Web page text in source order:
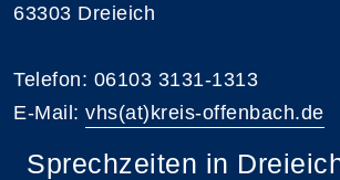
63303 Dreieich
Telefon: 06103 3131-1313
E-Mail: vhs(at)kreis-offenbach.de
Sprechzeiten in